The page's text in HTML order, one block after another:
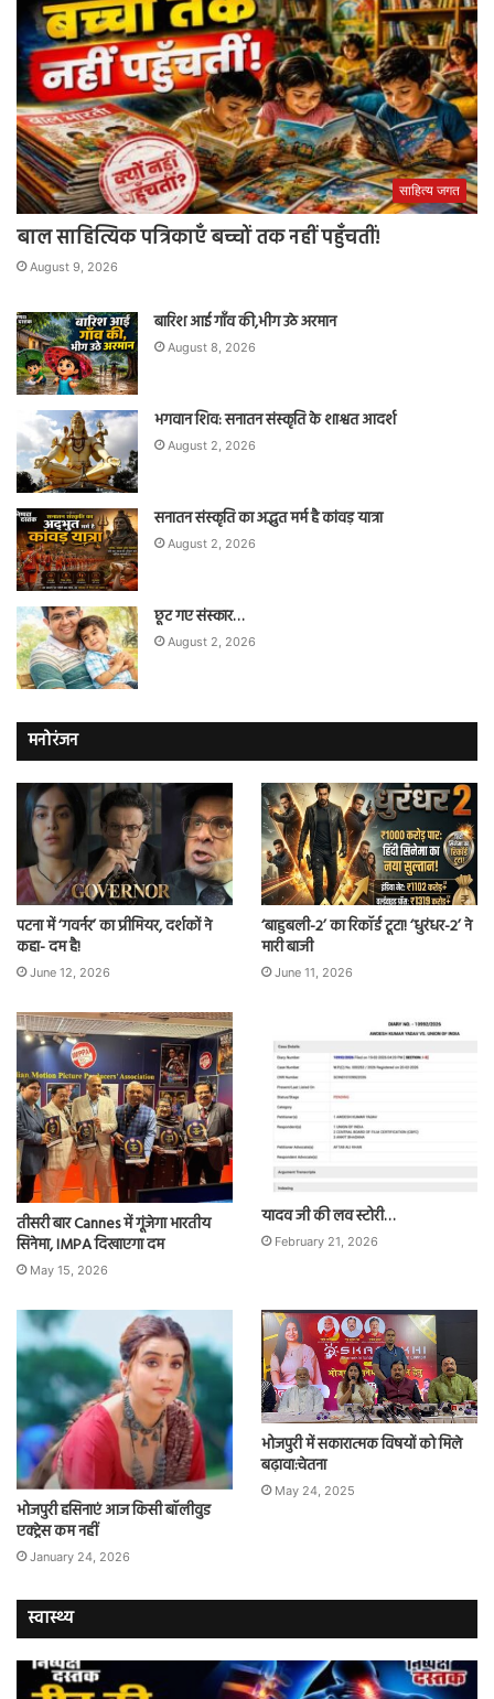
साहित्य जगत
बाल साहित्यिक पत्रिकाएँ बच्चों तक नहीं पहुँचतीं!
August 9, 2026
बारिश आई गाँव की,भीग उठे अरमान
August 8, 2026
भगवान शिव: सनातन संस्कृति के शाश्वत आदर्श
August 2, 2026
सनातन संस्कृति का अद्भुत मर्म है कांवड़ यात्रा
August 2, 2026
छूट गए संस्कार…
August 2, 2026
मनोरंजन
पटना में ‘गवर्नर’ का प्रीमियर, दर्शकों ने
कहा- दम है!
June 12, 2026
‘बाहुबली-2’ का रिकॉर्ड टूटा! ‘धुरंधर-2’ ने
मारी बाजी
June 11, 2026
तीसरी बार Cannes में गूंजेगा भारतीय
सिनेमा, IMPA दिखाएगा दम
May 15, 2026
यादव जी की लव स्टोरी…
February 21, 2026
भोजपुरी हसिनाएं आज किसी बॉलीवुड
एक्ट्रेस कम नहीं
January 24, 2026
भोजपुरी में सकारात्मक विषयों को मिले
बढ़ावा:चेतना
May 24, 2025
स्वास्थ्य